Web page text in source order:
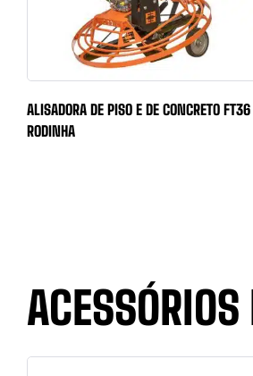
ALISADORA DE PISO E DE CONCRETO
RODINHA